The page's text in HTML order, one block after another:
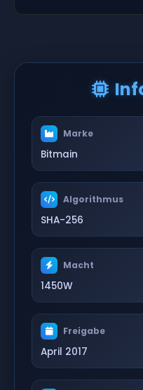
Marke
Bitmain
Algorithmus
SHA-256
Macht
1450W
Freigabe
April 2017